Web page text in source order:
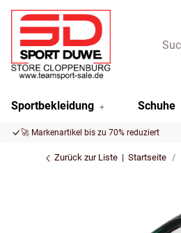
Sportbekleidung Schuhe
🚀 Markenartikel bis zu 70% reduziert
Zurück zur Liste Startseite